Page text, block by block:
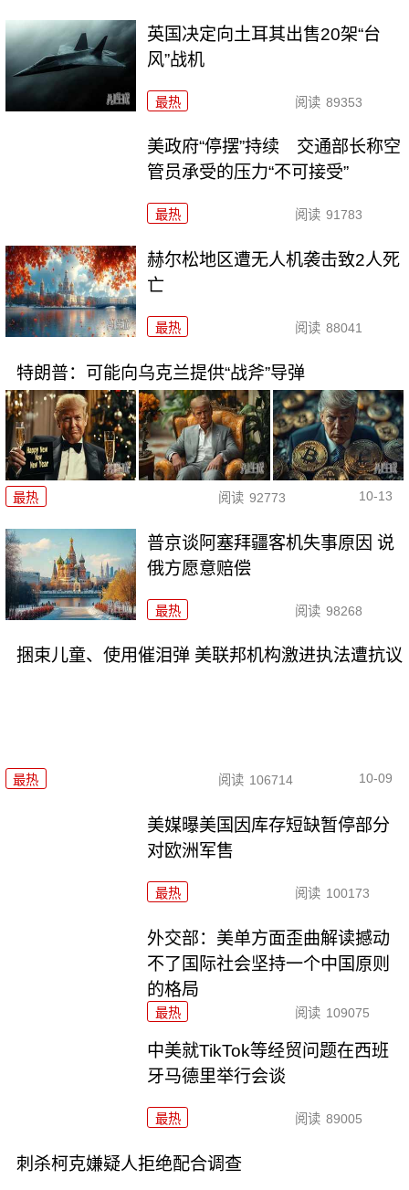
英国决定向土耳其出售20架“台
风”战机
最热 阅读 89353
美政府“停摆”持续 交通部长称空
管员承受的压力“不可接受”
最热 阅读 91783
赫尔松地区遭无人机袭击致2人死
亡
最热 阅读 88041
特朗普：可能向乌克兰提供“战斧”导弹
最热 阅读 92773 10-13
普京谈阿塞拜疆客机失事原因 说
俄方愿意赔偿
最热 阅读 98268
捆束儿童、使用催泪弹 美联邦机构激进执法遭抗议
最热 阅读 106714 10-09
美媒曝美国因库存短缺暂停部分
对欧洲军售
最热 阅读 100173
外交部：美单方面歪曲解读撼动
不了国际社会坚持一个中国原则
的格局
最热 阅读 109075
中美就TikTok等经贸问题在西班
牙马德里举行会谈
最热 阅读 89005
刺杀柯克嫌疑人拒绝配合调查